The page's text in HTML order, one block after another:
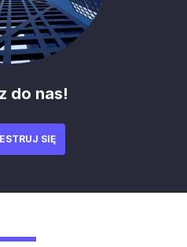
do nas!
SIĘ